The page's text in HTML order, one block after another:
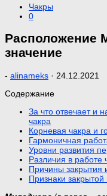
Чакры
0
Расположение
значение
- alinameks · 24.12.2021
Содержание
За что отвечает и
чакра
Корневая чакра и
Гармоничная
Уровни развития
Различия в
Причины закрытия
Признаки